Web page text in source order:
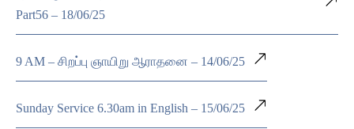
Part56 – 18/06/25
9 AM – சிறப்பு ஞாயிறு ஆராதனை – 14/06/25
Sunday Service 6.30am in English – 15/06/25